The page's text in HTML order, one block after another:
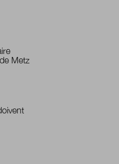
Metz